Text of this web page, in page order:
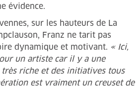
évidence.
sur les hauteurs de La
Franz ne tarit pas
dynamique et motivant. « Ici,
un artiste car il y a une
riche et des initiatives tous
est vraiment un creuset de